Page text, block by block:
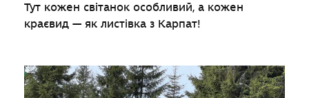
Тут кожен світанок особливий, а кожен
краєвид — як листівка з Карпат!